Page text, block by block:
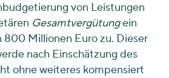
von Leistungen
Gesamtvergütungein
800 Millionen Euro zu. Dieser
nach Einschätzung des
ohne weiteres kompensiert